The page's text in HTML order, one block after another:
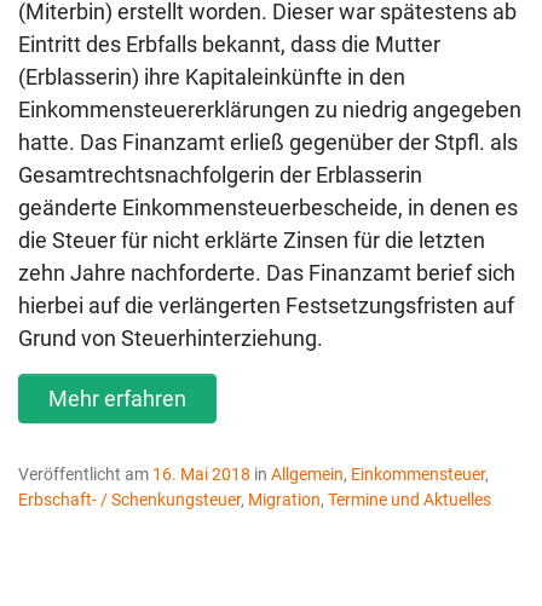
(Miterbin) erstellt worden. Dieser war spätestens ab
Eintritt des Erbfalls bekannt, dass die Mutter
(Erblasserin) ihre Kapitaleinkünfte in den
Einkommensteuererklärungen zu niedrig angegeben
hatte. Das Finanzamt erließ gegenüber der Stpfl. als
Gesamtrechtsnachfolgerin der Erblasserin
geänderte Einkommensteuerbescheide, in denen es
die Steuer für nicht erklärte Zinsen für die letzten
zehn Jahre nachforderte. Das Finanzamt berief sich
hierbei auf die verlängerten Festsetzungsfristen auf
Grund von Steuerhinterziehung.
Mehr erfahren
Veröffentlicht am 16. Mai 2018 in Allgemein, Einkommensteuer,
Erbschaft- / Schenkungsteuer, Migration, Termine und Aktuelles